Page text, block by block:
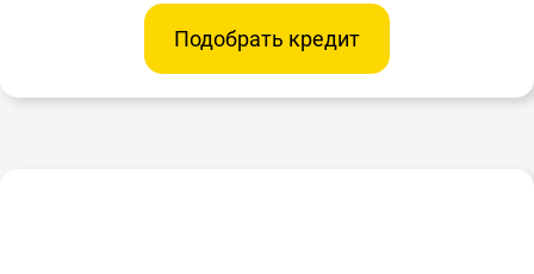
Подобрать кредит